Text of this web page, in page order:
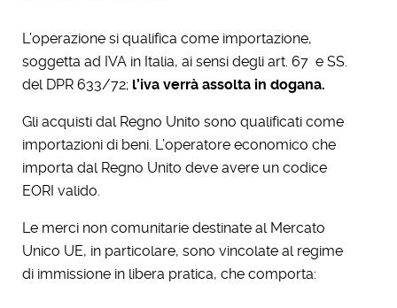
L’operazione si qualifica come importazione,
soggetta ad IVA in Italia, ai sensi degli art. 67 e SS.
del DPR 633/72; l’iva verrà assolta in dogana.
Gli acquisti dal Regno Unito sono qualificati come
importazioni di beni. L’operatore economico che
importa dal Regno Unito deve avere un codice
EORI valido.
Le merci non comunitarie destinate al Mercato
Unico UE, in particolare, sono vincolate al regime
di immissione in libera pratica, che comporta: